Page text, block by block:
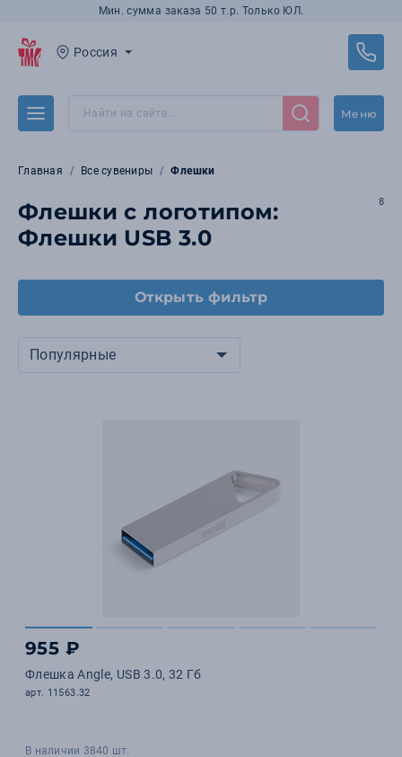
Мин. сумма заказа 50 т.р. Только ЮЛ.
Россия
Меню
Главная Все сувениры Флешки
Флешки с логотипом:
Флешки USB 3.0
8
Открыть фильтр
Популярные
955 ₽
Флешка Angle, USB 3.0, 32 Гб
арт. 11563.32
В наличии 3840 шт.